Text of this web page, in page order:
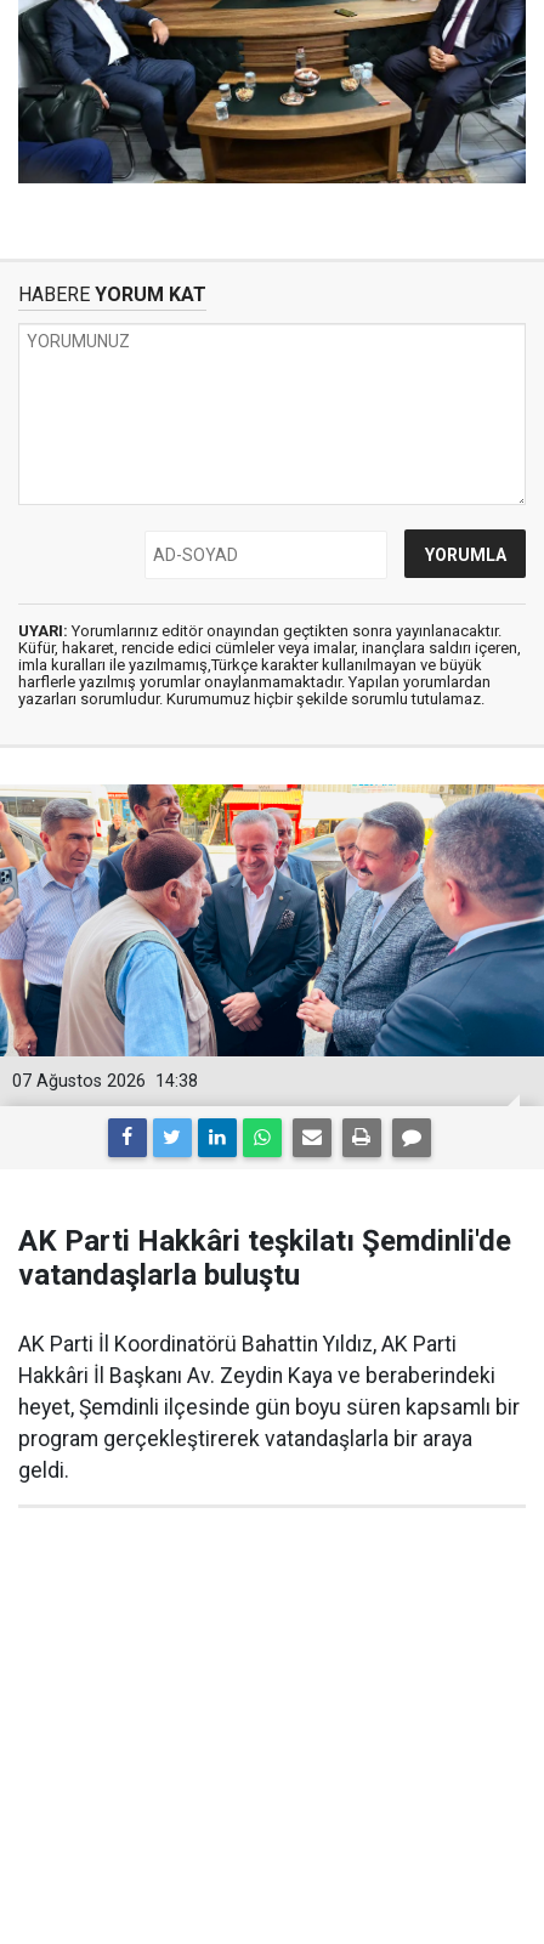
HABERE YORUM KAT
UYARI: Yorumlarınız editör onayından geçtikten sonra yayınlanacaktır.
Küfür, hakaret, rencide edici cümleler veya imalar, inançlara saldırı içeren,
imla kuralları ile yazılmamış,Türkçe karakter kullanılmayan ve büyük
harflerle yazılmış yorumlar onaylanmamaktadır. Yapılan yorumlardan
yazarları sorumludur. Kurumumuz hiçbir şekilde sorumlu tutulamaz.
14:38
07 Ağustos 2026
AK Parti Hakkâri teşkilatı Şemdinli'de
vatandaşlarla buluştu
AK Parti İl Koordinatörü Bahattin Yıldız, AK Parti
Hakkâri İl Başkanı Av. Zeydin Kaya ve beraberindeki
heyet, Şemdinli ilçesinde gün boyu süren kapsamlı bir
program gerçekleştirerek vatandaşlarla bir araya
geldi.